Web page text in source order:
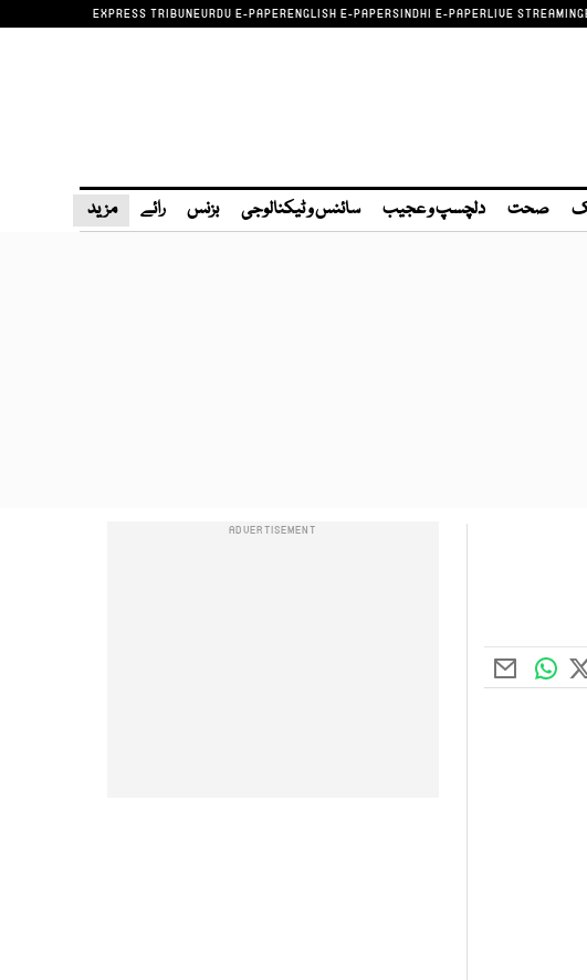
EXPRESS TRIBUNEURDU E-PAPERENGLISH E-PAPERSINDHI E-PAPERLIVE STREAMING
صحت دلچسپ و عجیب سائنس و ٹیکنالوجی بزنس رائے مزید